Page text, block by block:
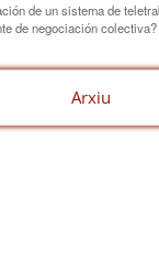
de un sistema de
de negociación colectiva?
Arxiu